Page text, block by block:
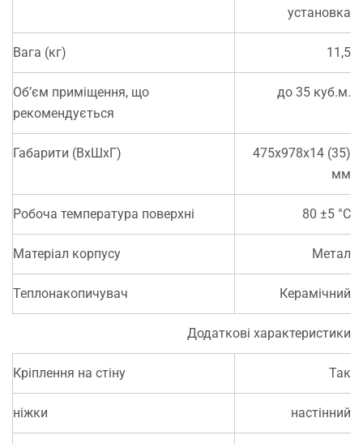
установка
Вага (кг) 11,5
Об’єм приміщення, що
рекомендується
до 35 куб.м.
Габарити (ВхШхГ)
475x978x14 (35)
мм
Робоча температура поверхні 80 ±5 °C
Матеріал корпусу Метал
Теплонакопичувач Керамічний
Додаткові характеристики
Кріплення на стіну Так
ніжки настінний